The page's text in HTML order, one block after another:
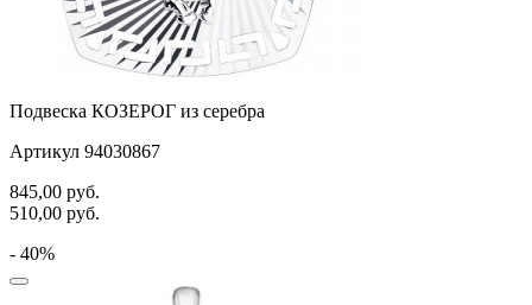
Подвеска КОЗЕРОГ из серебра
Артикул 94030867
845,00 руб.
510,00 руб.
- 40%